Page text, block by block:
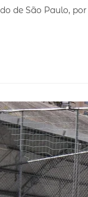
de São Paulo,